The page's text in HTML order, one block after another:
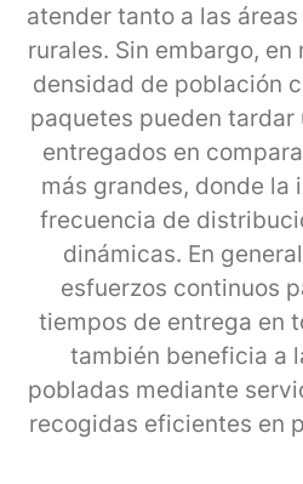
atender tanto a las
rurales. Sin embargo,
densidad de población
paquetes pueden tardar
entregados en
más grandes, donde la
frecuencia de
dinámicas. En
esfuerzos continuos
tiempos de entrega en
también beneficia a
pobladas mediante
recogidas eficientes en